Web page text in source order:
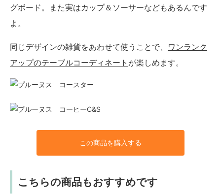
グボード。また実はカップ＆ソーサーなどもあるんです
よ。
同じデザインの雑貨をあわせて使うことで、 ワンランク
アップのテーブルコーディネート が楽しめます。
この商品を購入する
こちらの商品もおすすめです